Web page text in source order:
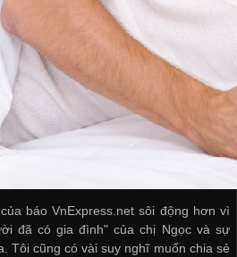
báo VnExpress.net sôi động hơn vì
đã có gia đình" của chị Ngọc và sự
Tôi cũng có vài suy nghĩ muốn chia sẻ